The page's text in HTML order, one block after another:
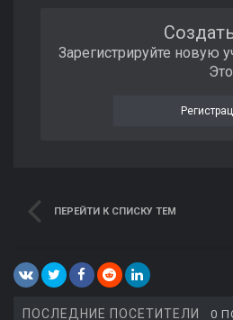
Зарегистрируйте новую
ПЕРЕЙТИ К СПИСКУ ТЕМ
ПОСЛЕДНИЕ ПОСЕТИТЕЛИ 0